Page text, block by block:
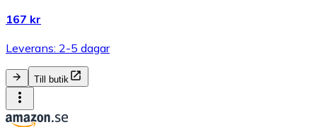
167 kr
Leverans: 2-5 dagar
Till butik